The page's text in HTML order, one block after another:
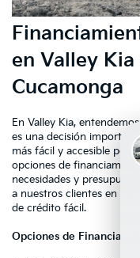
en Valley Kia
Cucamonga
En Valley Kia,
es una decisión
más fácil y accesible
opciones de
necesidades y
a nuestros clientes en
de crédito fácil.
Opciones de